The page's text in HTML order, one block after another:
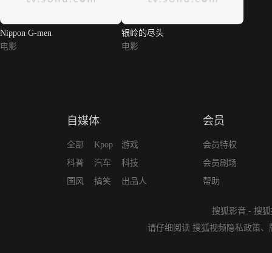
Nippon G-men
电影
银岭的尽头
电影
自媒体
全部
科普
国风
Kpop
汽车
搞笑
游戏
科技
出品人
会员
会员特权
会员剧场
帮助
搜狐影音 - 搜
请仔细阅读 搜狐视频隐私政策、